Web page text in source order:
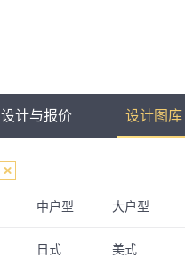
设计与报价 设计图库
中户型
大户型
日式
美式